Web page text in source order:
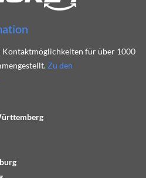
für über 1000
Zu den